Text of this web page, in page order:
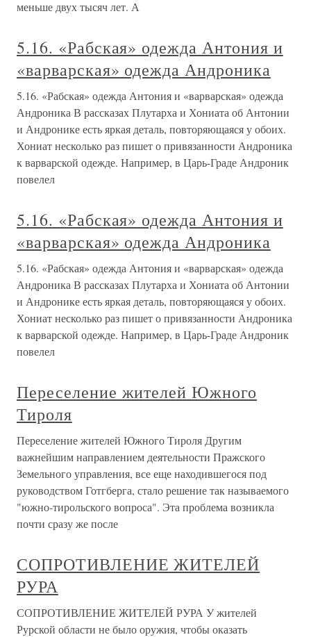
меньше двух тысяч лет. А
5.16. «Рабская» одежда Антония и
«варварская» одежда Андроника
5.16. «Рабская» одежда Антония и «варварская» одежда
Андроника В рассказах Плутарха и Хониата об Антонии
и Андронике есть яркая деталь, повторяющаяся у обоих.
Хониат несколько раз пишет о привязанности Андроника
к варварской одежде. Например, в Царь-Граде Андроник
повелел
5.16. «Рабская» одежда Антония и
«варварская» одежда Андроника
5.16. «Рабская» одежда Антония и «варварская» одежда
Андроника В рассказах Плутарха и Хониата об Антонии
и Андронике есть яркая деталь, повторяющаяся у обоих.
Хониат несколько раз пишет о привязанности Андроника
к варварской одежде. Например, в Царь-Граде Андроник
повелел
Переселение жителей Южного
Тироля
Переселение жителей Южного Тироля Другим
важнейшим направлением деятельности Пражского
Земельного управления, все еще находившегося под
руководством Готгберга, стало решение так называемого
"южно-тирольского вопроса". Эта проблема возникла
почти сразу же после
СОПРОТИВЛЕНИЕ ЖИТЕЛЕЙ
РУРА
СОПРОТИВЛЕНИЕ ЖИТЕЛЕЙ РУРА У жителей
Рурской области не было оружия, чтобы оказать